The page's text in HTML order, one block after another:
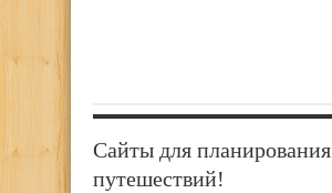
Сайты для планирования
путешествий!